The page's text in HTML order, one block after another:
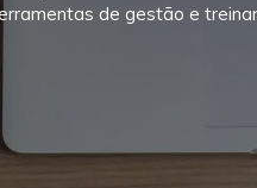
de gestão e